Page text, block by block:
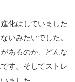
化はしていました
いみたいでした。
あるのか、どんな
す。そしてストレ